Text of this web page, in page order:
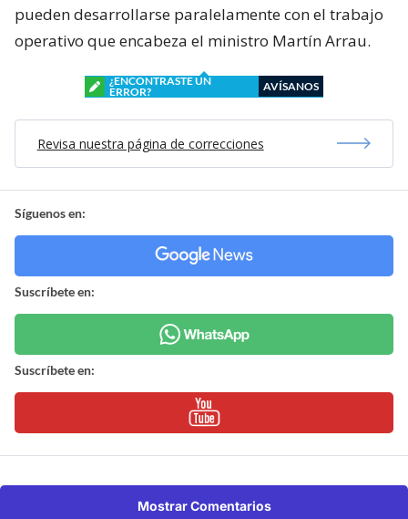
pueden desarrollarse paralelamente con el trabajo
operativo que encabeza el ministro Martín Arrau.
¿ENCONTRASTE UN
ERROR?
AVÍSANOS
Revisa nuestra página de correcciones
Síguenos en:
Suscríbete en:
Suscríbete en:
Mostrar Comentarios